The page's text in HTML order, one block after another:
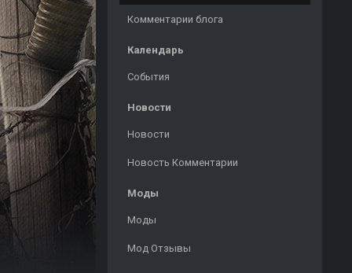
Комментарии блога
Календарь
События
Новости
Новости
Новость Комментарии
Моды
Моды
Мод Отзывы